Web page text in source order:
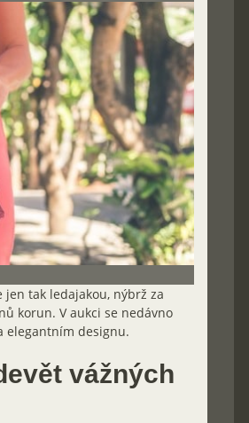
tak ledajakou, nýbrž za
korun. V aukci se nedávno
elegantním designu.
vážných